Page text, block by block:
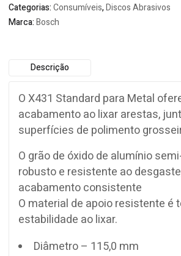
Categorias:Consumíveis,Discos Abrasivos
Marca:Bosch
Descrição
O X431 Standard para Metal
acabamento ao lixar arestas,
superfícies de polimento
O grão de óxido de alumínio
robusto e resistente ao
acabamento consistente
O material de apoio resistente é
estabilidade ao lixar.
Diâmetro – 115,0 mm